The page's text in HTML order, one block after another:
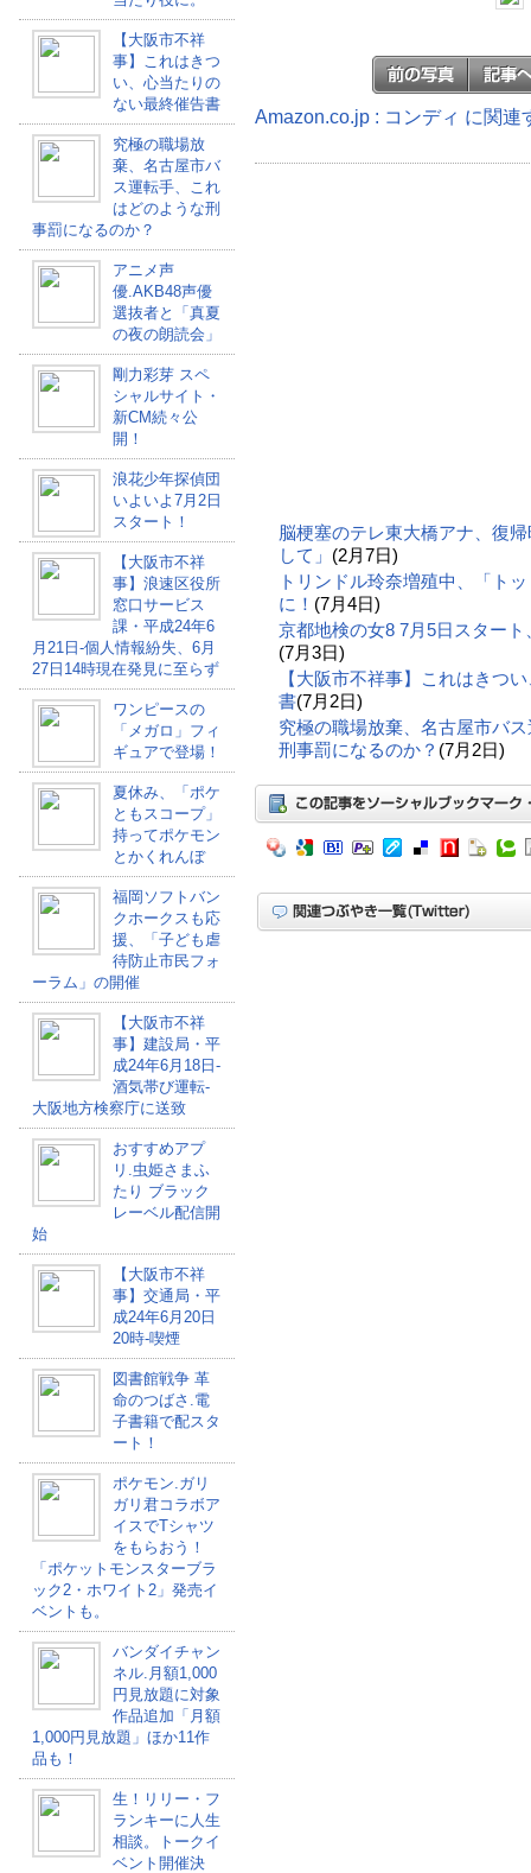
【大阪市不祥
事】これはきつ
い、心当たりの
ない最終催告書
究極の職場放
棄、名古屋市バ
ス運転手、これ
はどのような刑
事罰になるのか？
アニメ声
優.AKB48声優
選抜者と「真夏
の夜の朗読会」
剛力彩芽 スペ
シャルサイト・
新CM続々公
開！
浪花少年探偵団
いよいよ7月2日
スタート！
【大阪市不祥
事】浪速区役所
窓口サービス
課・平成24年6
月21日-個人情報紛失、6月
27日14時現在発見に至らず
ワンピースの
「メガロ」フィ
ギュアで登場！
夏休み、「ポケ
ともスコープ」
持ってポケモン
とかくれんぼ
福岡ソフトバン
クホークスも応
援、「子ども虐
待防止市民フォ
ーラム」の開催
【大阪市不祥
事】建設局・平
成24年6月18日-
酒気帯び運転-
大阪地方検察庁に送致
おすすめアプ
リ.虫姫さまふ
たり ブラック
レーベル配信開
始
【大阪市不祥
事】交通局・平
成24年6月20日
20時-喫煙
図書館戦争 革
命のつばさ.電
子書籍で配スタ
ート！
ポケモン.ガリ
ガリ君コラボア
イスでTシャツ
をもらおう！
「ポケットモンスターブラ
ック2・ホワイト2」発売イ
ベントも。
バンダイチャン
ネル.月額1,000
円見放題に対象
作品追加「月額
1,000円見放題」ほか11作
品も！
生！リリー・フ
ランキーに人生
相談。トークイ
ベント開催決
Amazon.co.jp : コンディ に関連
脳梗塞のテレ東大橋アナ、復
して」 (2月7日)
トリンドル玲奈増殖中、「ト
に！ (7月4日)
京都地検の女8 7月5日スター
(7月3日)
【大阪市不祥事】これはきつ
書(7月2日)
究極の職場放棄、名古屋市バ
刑事罰になるのか？ (7月2日)